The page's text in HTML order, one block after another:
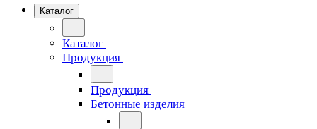
Каталог
Каталог
Продукция
Продукция
Бетонные изделия